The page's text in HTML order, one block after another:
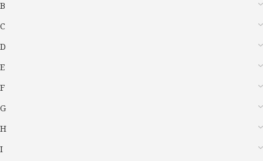
B
C
D
E
F
G
H
I